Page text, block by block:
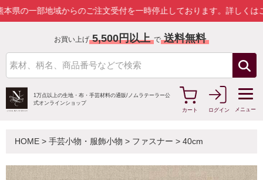
域からのご注文受付を一時停止しております。詳しくはこちら
お買い上げ 5,500円以上 で 送料無料
1万点以上の生地・布・手芸材料の通販/ ノムラテーラー公
式オンラインショップ
カート
ログイン メニュー
HOME > 手芸小物・服飾小物 > ファスナー > 40cm